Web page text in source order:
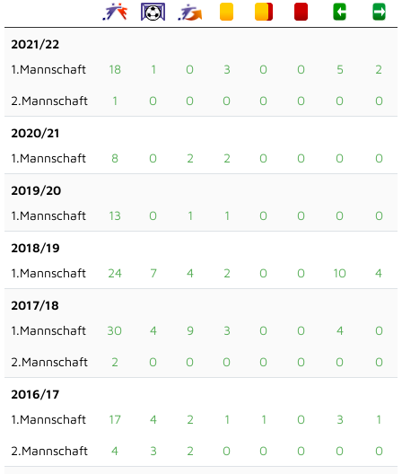
2021/22
1.Mannschaft
18 1 0 3 0 0 5 2
2.Mannschaft 1 0 0 0 0 0 0 0
2020/21
1.Mannschaft
8 0 2 2 0 0 0 0
2019/20
1.Mannschaft
13 0 1 1 0 0 0 0
2018/19
1.Mannschaft
24 7 4 2 0 0 10 4
2017/18
1.Mannschaft
30 4 9 3 0 0 4 0
2.Mannschaft 2 0 0 0 0 0 0 0
2016/17
1.Mannschaft
17 4 2 1 1 0 3 1
2.Mannschaft 4 3 2 0 0 0 0 0